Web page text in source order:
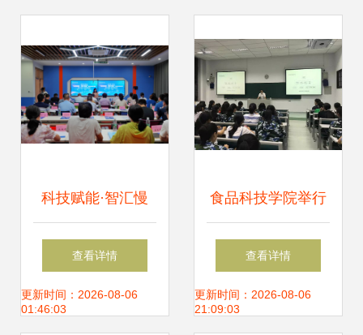
科技赋能·智汇慢
城--我校承办高淳
首场高校科技(专
查看详情
更新时间：2026-08-06
01:46:03
食品科技学院举行
新生入学教育报告
会
查看详情
更新时间：2026-08-06
21:09:03